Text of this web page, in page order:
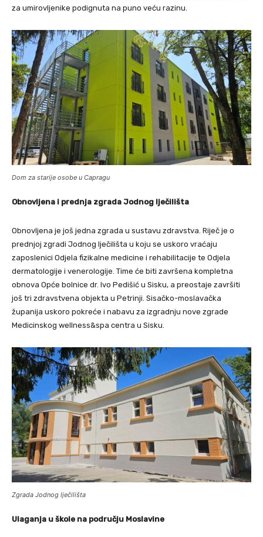
za umirovljenike podignuta na puno veću razinu.
Dom za starije osobe u Capragu
Obnovljena i prednja zgrada Jodnog lječilišta
Obnovljena je još jedna zgrada u sustavu zdravstva. Riječ je o
prednjoj zgradi Jodnog lječilišta u koju se uskoro vraćaju
zaposlenici Odjela fizikalne medicine i rehabilitacije te Odjela
dermatologije i venerologije. Time će biti završena kompletna
obnova Opće bolnice dr. Ivo Pedišić u Sisku, a preostaje završiti
još tri zdravstvena objekta u Petrinji. Sisačko-moslavačka
županija uskoro pokreće i nabavu za izgradnju nove zgrade
Medicinskog wellness&spa centra u Sisku.
Zgrada Jodnog lječilišta
Ulaganja u škole na području Moslavine